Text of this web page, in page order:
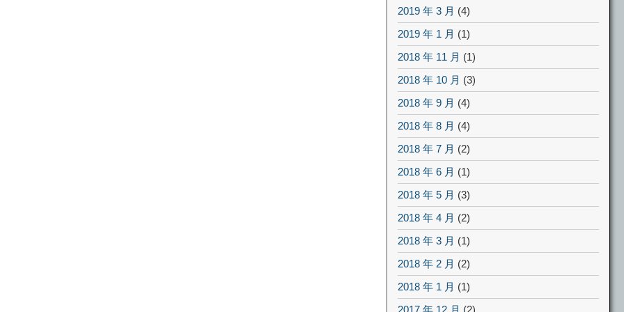
2019 年 3 月 (4)
2019 年 1 月 (1)
2018 年 11 月 (1)
2018 年 10 月 (3)
2018 年 9 月 (4)
2018 年 8 月 (4)
2018 年 7 月 (2)
2018 年 6 月 (1)
2018 年 5 月 (3)
2018 年 4 月 (2)
2018 年 3 月 (1)
2018 年 2 月 (2)
2018 年 1 月 (1)
2017 年 12 月 (2)